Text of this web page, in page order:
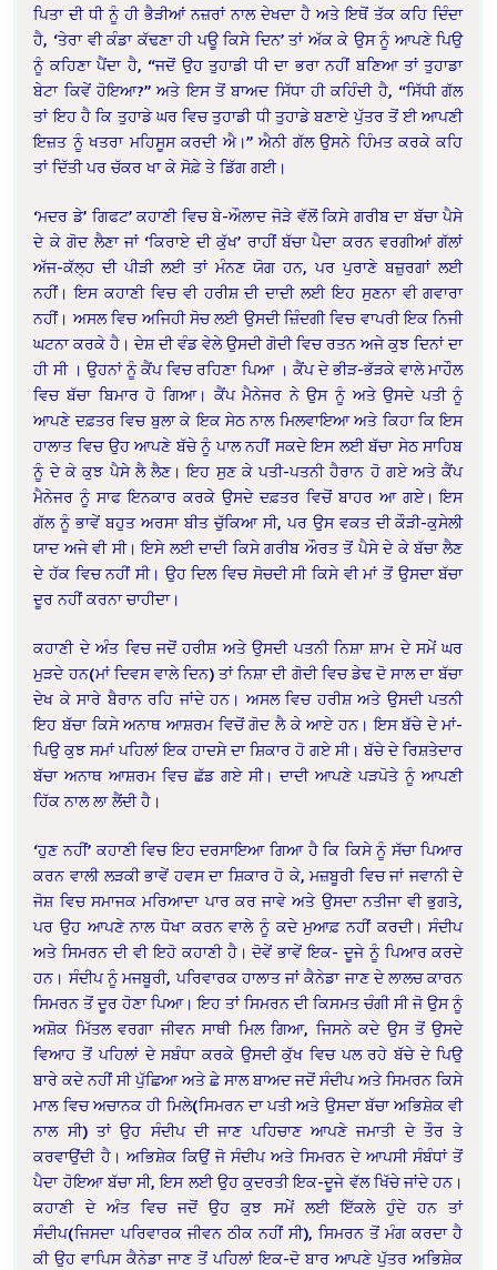
ਪਿਤਾ ਦੀ ਧੀ ਨੂੰ ਹੀ ਭੈੜੀਆਂ ਨਜ਼ਰਾਂ ਨਾਲ ਦੇਖਦਾ ਹੈ ਅਤੇ ਇਥੋਂ ਤੱਕ ਕਹਿ ਦਿੰਦਾ
ਹੈ, ‘ਤੇਰਾ ਵੀ ਕੰਡਾ ਕੱਢਣਾ ਹੀ ਪਊ ਕਿਸੇ ਦਿਨ’ ਤਾਂ ਅੱਕ ਕੇ ਉਸ ਨੂੰ ਆਪਣੇ ਪਿਉ
ਨੂੰ ਕਹਿਣਾ ਪੈਂਦਾ ਹੈ, “ਜਦੋਂ ਉਹ ਤੁਹਾਡੀ ਧੀ ਦਾ ਭਰਾ ਨਹੀਂ ਬਣਿਆ ਤਾਂ ਤੁਹਾਡਾ
ਬੇਟਾ ਕਿਵੇਂ ਹੋਇਆ?” ਅਤੇ ਇਸ ਤੋਂ ਬਾਅਦ ਸਿੱਧਾ ਹੀ ਕਹਿੰਦੀ ਹੈ, “ਸਿੱਧੀ ਗੱਲ
ਤਾਂ ਇਹ ਹੈ ਕਿ ਤੁਹਾਡੇ ਘਰ ਵਿਚ ਤੁਹਾਡੀ ਧੀ ਤੁਹਾਡੇ ਬਣਾਏ ਪੁੱਤਰ ਤੋਂ ਈ ਆਪਣੀ
ਇਜ਼ਤ ਨੂੰ ਖਤਰਾ ਮਹਿਸੂਸ ਕਰਦੀ ਐ।” ਐਨੀ ਗੱਲ ਉਸਨੇ ਹਿੰਮਤ ਕਰਕੇ ਕਹਿ
ਤਾਂ ਦਿੱਤੀ ਪਰ ਚੱਕਰ ਖਾ ਕੇ ਸੋਫ਼ੇ ਤੇ ਡਿੱਗ ਗਈ।
‘ਮਦਰ ਡੇ’ ਗਿਫਟ’ ਕਹਾਣੀ ਵਿਚ ਬੇ-ਔਲਾਦ ਜੋੜੇ ਵੱਲੋਂ ਕਿਸੇ ਗਰੀਬ ਦਾ ਬੱਚਾ ਪੈਸੇ
ਦੇ ਕੇ ਗੋਦ ਲੈਣਾ ਜਾਂ ‘ਕਿਰਾਏ ਦੀ ਕੁੱਖ’ ਰਾਹੀਂ ਬੱਚਾ ਪੈਦਾ ਕਰਨ ਵਰਗੀਆਂ ਗੱਲਾਂ
ਅੱਜ-ਕੱਲ੍ਹ ਦੀ ਪੀੜੀ ਲਈ ਤਾਂ ਮੰਨਣ ਯੋਗ ਹਨ, ਪਰ ਪੁਰਾਣੇ ਬਜ਼ੁਰਗਾਂ ਲਈ
ਨਹੀਂ। ਇਸ ਕਹਾਣੀ ਵਿਚ ਵੀ ਹਰੀਸ਼ ਦੀ ਦਾਦੀ ਲਈ ਇਹ ਸੁਣਨਾ ਵੀ ਗਵਾਰਾ
ਨਹੀਂ। ਅਸਲ ਵਿਚ ਅਜਿਹੀ ਸੋਚ ਲਈ ਉਸਦੀ ਜ਼ਿੰਦਗੀ ਵਿਚ ਵਾਪਰੀ ਇਕ ਨਿਜੀ
ਘਟਨਾ ਕਰਕੇ ਹੈ। ਦੇਸ਼ ਦੀ ਵੰਡ ਵੇਲੇ ਉਸਦੀ ਗੋਦੀ ਵਿਚ ਰਤਨ ਅਜੇ ਕੁਝ ਦਿਨਾਂ ਦਾ
ਹੀ ਸੀ । ਉਹਨਾਂ ਨੂੰ ਕੈਂਪ ਵਿਚ ਰਹਿਣਾ ਪਿਆ । ਕੈਂਪ ਦੇ ਭੀੜ-ਭੱੜਕੇ ਵਾਲੇ ਮਾਹੌਲ
ਵਿਚ ਬੱਚਾ ਬਿਮਾਰ ਹੋ ਗਿਆ। ਕੈਂਪ ਮੈਨੇਜਰ ਨੇ ਉਸ ਨੂੰ ਅਤੇ ਉਸਦੇ ਪਤੀ ਨੂੰ
ਆਪਣੇ ਦਫ਼ਤਰ ਵਿਚ ਬੁਲਾ ਕੇ ਇਕ ਸੇਠ ਨਾਲ ਮਿਲਵਾਇਆ ਅਤੇ ਕਿਹਾ ਕਿ ਇਸ
ਹਾਲਾਤ ਵਿਚ ਉਹ ਆਪਣੇ ਬੱਚੇ ਨੂੰ ਪਾਲ ਨਹੀਂ ਸਕਦੇ ਇਸ ਲਈ ਬੱਚਾ ਸੇਠ ਸਾਹਿਬ
ਨੂੰ ਦੇ ਕੇ ਕੁਝ ਪੈਸੇ ਲੈ ਲੈਣ। ਇਹ ਸੁਣ ਕੇ ਪਤੀ-ਪਤਨੀ ਹੈਰਾਨ ਹੋ ਗਏ ਅਤੇ ਕੈਂਪ
ਮੈਨੇਜਰ ਨੂੰ ਸਾਫ ਇਨਕਾਰ ਕਰਕੇ ਉਸਦੇ ਦਫ਼ਤਰ ਵਿਚੋਂ ਬਾਹਰ ਆ ਗਏ। ਇਸ
ਗੱਲ ਨੂੰ ਭਾਵੇਂ ਬਹੁਤ ਅਰਸਾ ਬੀਤ ਚੁੱਕਿਆ ਸੀ, ਪਰ ਉਸ ਵਕਤ ਦੀ ਕੌੜੀ-ਕੁਸੇਲੀ
ਯਾਦ ਅਜੇ ਵੀ ਸੀ। ਇਸੇ ਲਈ ਦਾਦੀ ਕਿਸੇ ਗਰੀਬ ਔਰਤ ਤੋਂ ਪੈਸੇ ਦੇ ਕੇ ਬੱਚਾ ਲੈਣ
ਦੇ ਹੱਕ ਵਿਚ ਨਹੀਂ ਸੀ। ਉਹ ਦਿਲ ਵਿਚ ਸੋਚਦੀ ਸੀ ਕਿਸੇ ਵੀ ਮਾਂ ਤੋਂ ਉਸਦਾ ਬੱਚਾ
ਦੂਰ ਨਹੀਂ ਕਰਨਾ ਚਾਹੀਦਾ।
ਕਹਾਣੀ ਦੇ ਅੰਤ ਵਿਚ ਜਦੋਂ ਹਰੀਸ਼ ਅਤੇ ਉਸਦੀ ਪਤਨੀ ਨਿਸ਼ਾ ਸ਼ਾਮ ਦੇ ਸਮੇਂ ਘਰ
ਮੁੜਦੇ ਹਨ(ਮਾਂ ਦਿਵਸ ਵਾਲੇ ਦਿਨ) ਤਾਂ ਨਿਸ਼ਾ ਦੀ ਗੋਦੀ ਵਿਚ ਡੇਢ ਦੋ ਸਾਲ ਦਾ ਬੱਚਾ
ਦੇਖ ਕੇ ਸਾਰੇ ਬੈਰਾਨ ਰਹਿ ਜਾਂਦੇ ਹਨ। ਅਸਲ ਵਿਚ ਹਰੀਸ਼ ਅਤੇ ਉਸਦੀ ਪਤਨੀ
ਇਹ ਬੱਚਾ ਕਿਸੇ ਅਨਾਥ ਆਸ਼ਰਮ ਵਿਚੋਂ ਗੋਦ ਲੈ ਕੇ ਆਏ ਹਨ। ਇਸ ਬੱਚੇ ਦੇ ਮਾਂ-
ਪਿਉ ਕੁਝ ਸਮਾਂ ਪਹਿਲਾਂ ਇਕ ਹਾਦਸੇ ਦਾ ਸ਼ਿਕਾਰ ਹੋ ਗਏ ਸੀ। ਬੱਚੇ ਦੇ ਰਿਸ਼ਤੇਦਾਰ
ਬੱਚਾ ਅਨਾਥ ਆਸ਼ਰਮ ਵਿਚ ਛੱਡ ਗਏ ਸੀ। ਦਾਦੀ ਆਪਣੇ ਪੜਪੋਤੇ ਨੂੰ ਆਪਣੀ
ਹਿੱਕ ਨਾਲ ਲਾ ਲੈਂਦੀ ਹੈ।
‘ਹੁਣ ਨਹੀਂ’ ਕਹਾਣੀ ਵਿਚ ਇਹ ਦਰਸਾਇਆ ਗਿਆ ਹੈ ਕਿ ਕਿਸੇ ਨੂੰ ਸੱਚਾ ਪਿਆਰ
ਕਰਨ ਵਾਲੀ ਲੜਕੀ ਭਾਵੇਂ ਹਵਸ ਦਾ ਸ਼ਿਕਾਰ ਹੋ ਕੇ, ਮਜ਼ਬੂਰੀ ਵਿਚ ਜਾਂ ਜਵਾਨੀ ਦੇ
ਜੋਸ਼ ਵਿਚ ਸਮਾਜਕ ਮਰਿਆਦਾ ਪਾਰ ਕਰ ਜਾਵੇ ਅਤੇ ਉਸਦਾ ਨਤੀਜਾ ਵੀ ਭੁਗਤੇ,
ਪਰ ਉਹ ਆਪਣੇ ਨਾਲ ਧੋਖਾ ਕਰਨ ਵਾਲੇ ਨੂੰ ਕਦੇ ਮੁਆਫ਼ ਨਹੀਂ ਕਰਦੀ। ਸੰਦੀਪ
ਅਤੇ ਸਿਮਰਨ ਦੀ ਵੀ ਇਹੋ ਕਹਾਣੀ ਹੈ। ਦੋਵੇਂ ਭਾਵੇਂ ਇਕ- ਦੂਜੇ ਨੂੰ ਪਿਆਰ ਕਰਦੇ
ਹਨ। ਸੰਦੀਪ ਨੂੰ ਮਜਬੂਰੀ, ਪਰਿਵਾਰਕ ਹਾਲਾਤ ਜਾਂ ਕੈਨੇਡਾ ਜਾਣ ਦੇ ਲਾਲਚ ਕਾਰਨ
ਸਿਮਰਨ ਤੋਂ ਦੂਰ ਹੋਣਾ ਪਿਆ। ਇਹ ਤਾਂ ਸਿਮਰਨ ਦੀ ਕਿਸਮਤ ਚੰਗੀ ਸੀ ਜੋ ਉਸ ਨੂੰ
ਅਸ਼ੋਕ ਮਿੱਤਲ ਵਰਗਾ ਜੀਵਨ ਸਾਥੀ ਮਿਲ ਗਿਆ, ਜਿਸਨੇ ਕਦੇ ਉਸ ਤੋਂ ਉਸਦੇ
ਵਿਆਹ ਤੋਂ ਪਹਿਲਾਂ ਦੇ ਸਬੰਧਾ ਕਰਕੇ ਉਸਦੀ ਕੁੱਖ ਵਿਚ ਪਲ ਰਹੇ ਬੱਚੇ ਦੇ ਪਿਉ
ਬਾਰੇ ਕਦੇ ਨਹੀਂ ਸੀ ਪੁੱਛਿਆ ਅਤੇ ਛੇ ਸਾਲ ਬਾਅਦ ਜਦੋਂ ਸੰਦੀਪ ਅਤੇ ਸਿਮਰਨ ਕਿਸੇ
ਮਾਲ ਵਿਚ ਅਚਾਨਕ ਹੀ ਮਿਲੇ(ਸਿਮਰਨ ਦਾ ਪਤੀ ਅਤੇ ਉਸਦਾ ਬੱਚਾ ਅਭਿਸ਼ੇਕ ਵੀ
ਨਾਲ ਸੀ) ਤਾਂ ਉਹ ਸੰਦੀਪ ਦੀ ਜਾਣ ਪਹਿਚਾਣ ਆਪਣੇ ਜਮਾਤੀ ਦੇ ਤੌਰ ਤੇ
ਕਰਵਾਉਂਦੀ ਹੈ। ਅਭਿਸ਼ੇਕ ਕਿਉਂ ਜੋ ਸੰਦੀਪ ਅਤੇ ਸਿਮਰਨ ਦੇ ਆਪਸੀ ਸੰਬੰਧਾਂ ਤੋਂ
ਪੈਦਾ ਹੋਇਆ ਬੱਚਾ ਸੀ, ਇਸ ਲਈ ਉਹ ਕੁਦਰਤੀ ਇਕ-ਦੂਜੇ ਵੱਲ ਖਿੱਚੇ ਜਾਂਦੇ ਹਨ।
ਕਹਾਣੀ ਦੇ ਅੰਤ ਵਿਚ ਜਦੋਂ ਉਹ ਕੁਝ ਸਮੇਂ ਲਈ ਇੱਕਲੇ ਹੁੰਦੇ ਹਨ ਤਾਂ
ਸੰਦੀਪ(ਜਿਸਦਾ ਪਰਿਵਾਰਕ ਜੀਵਨ ਠੀਕ ਨਹੀਂ ਸੀ), ਸਿਮਰਨ ਤੋਂ ਮੰਗ ਕਰਦਾ ਹੈ
ਕੀ ਉਹ ਵਾਪਿਸ ਕੈਨੇਡਾ ਜਾਣ ਤੋਂ ਪਹਿਲਾਂ ਇਕ-ਦੋ ਬਾਰ ਆਪਣੇ ਪੁੱਤਰ ਅਭਿਸ਼ੇਕ